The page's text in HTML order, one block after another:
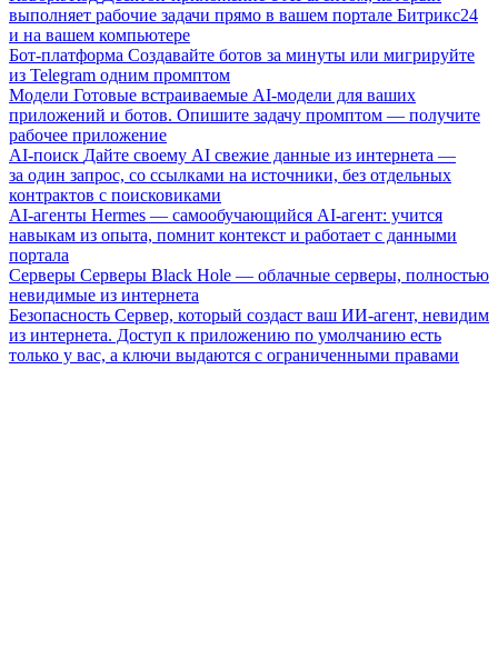
выполняет рабочие задачи прямо в вашем портале Битрикс24
и на вашем компьютере
Бот-платформа Создавайте ботов за минуты или мигрируйте
из Telegram одним промптом
Модели Готовые встраиваемые AI-модели для ваших
приложений и ботов. Опишите задачу промптом — получите
рабочее приложение
AI-поиск Дайте своему AI свежие данные из интернета —
за один запрос, со ссылками на источники, без отдельных
контрактов с поисковиками
AI-агенты Hermes — самообучающийся AI-агент: учится
навыкам из опыта, помнит контекст и работает с данными
портала
Серверы Серверы Black Hole — облачные серверы, полностью
невидимые из интернета
Безопасность Сервер, который создаст ваш ИИ-агент, невидим
из интернета. Доступ к приложению по умолчанию есть
только у вас, а ключи выдаются с ограниченными правами